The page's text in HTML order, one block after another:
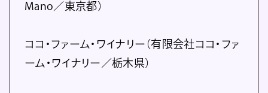
Mano／東京都）
ココ・ファーム・ワイナリー（有限会社ココ・ファ
ーム・ワイナリー／栃木県）